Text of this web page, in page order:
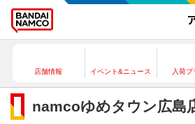
店舗情報 イベント&ニュース 入荷プ
namcoゆめタウン広島